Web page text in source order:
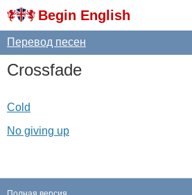
Begin English
Перевод песен
Crossfade
Cold
No giving up